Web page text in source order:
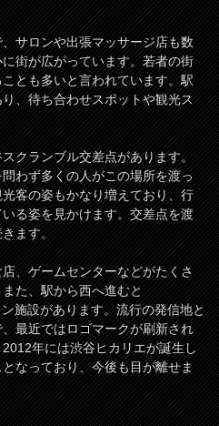
サロンや出張マッサージ店も数
街が広がっています。若者の街
とも多いと言われています。駅
、待ち合わせスポットや観光ス
クランブル交差点があります。
わず多くの人がこの場所を渡っ
客の姿もかなり増えており、行
る姿を見かけます。交差点を渡
ます。
、ゲームセンターなどがたくさ
た、駅から西へ進むと
施設があります。流行の発信地と
最近ではロゴマークが刷新され
年には渋谷ヒカリエが誕生し
なっており、今後も目が離せま